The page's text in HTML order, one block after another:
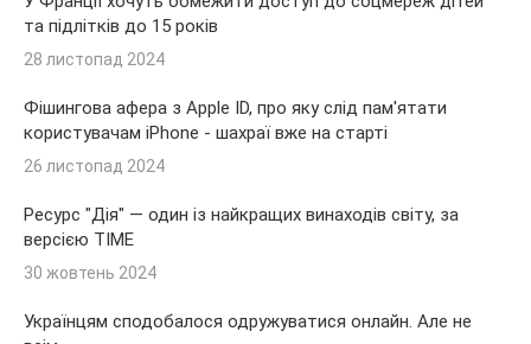
та підлітків до 15 років
28 листопад 2024
Фішингова афера з Apple ID, про яку слід пам'ятати
користувачам iPhone - шахраї вже на старті
26 листопад 2024
Ресурс "Дія" — один із найкращих винаходів світу, за
версією TIME
30 жовтень 2024
Українцям сподобалося одружуватися онлайн. Але не